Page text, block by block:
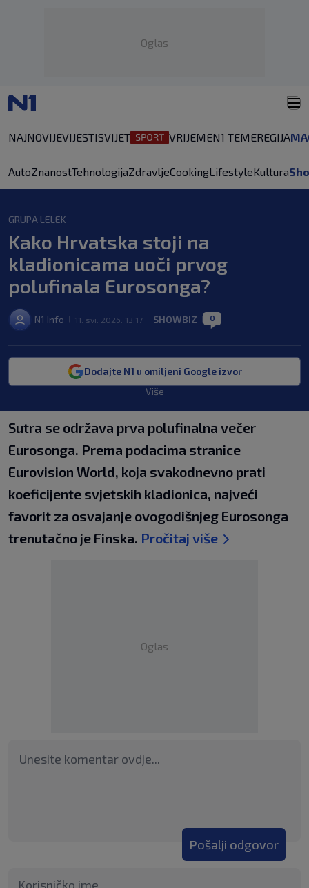
Oglas
NAJNOVIJEVIJESTISVIJET VRIJEMEN1 TEMEREGIJA
AutoZnanostTehnologijaZdravljeCookingLifestyleKultura
GRUPA LELEK
Kako Hrvatska stoji na
kladionicama uoči prvog
polufinala Eurosonga?
N1 Info 11. svi. 2026. 13:17 SHOWBIZ 0
Dodajte N1 u omiljeni Google izvor
Više
Sutra se održava prva polufinalna večer
Eurosonga. Prema podacima stranice
Eurovision World, koja svakodnevno prati
koeficijente svjetskih kladionica, najveći
favorit za osvajanje ovogodišnjeg Eurosonga
trenutačno je Finska. Pročitaj više
Oglas
Pošalji odgovor